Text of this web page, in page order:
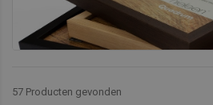
57 Producten gevonden